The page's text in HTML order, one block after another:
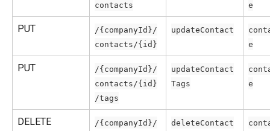
contacts
e
PUT
/{companyId}/
contacts/{id}
updateContact
e
PUT
/{companyId}/
contacts/{id}
/tags
updateContact
Tags
e
DELETE
/{companyId}/
deleteContact